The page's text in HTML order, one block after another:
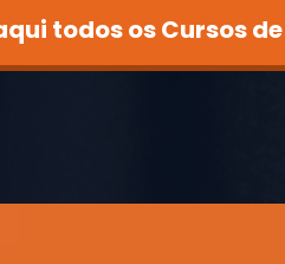
todos os Cursos